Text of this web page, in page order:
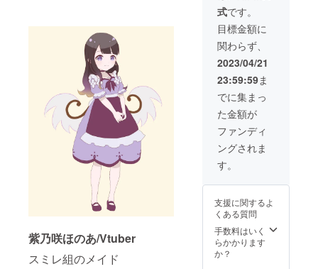
紫乃咲ほのあ/Vtuber
スミレ組のメイド
送サービスにて
お届けします。
提供方法：
ファイル転送
サービスにてお
届けします。
⑤コラボ珈琲
セット (200g)＋
ステッカー全員
分 ※コラボ
珈琲セットの製
造は、コーヒー
製造・販売会社
「OK
COFFEE」が担
当しています。
OK
イト：
https://okcoffee
roastery.com/
⑥サイン入り
DVD (Vtuber+
野水伊織さんの
中から 1名)
ざいません。
※ご本人ではない
方がご購入する
場合、権利を渡
したい Vtuber
さんに事前にご
返金が難し
い場合がござい
ます。
式です。
目標金額に
関わらず、
2023/04/21
23:59:59ま
でに集まっ
た金額が
ファンディ
ングされま
す。
支援に関するよ
くある質問
手数料はいく
らかかります
か？